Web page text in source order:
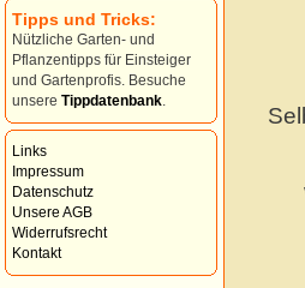
Tipps und Tricks:
Nützliche Garten- und
Pflanzentipps für Einsteiger
und Gartenprofis. Besuche
unsere Tippdatenbank
Links
Impressum
Datenschutz
Unsere AGB
Widerrufsrecht
Kontakt